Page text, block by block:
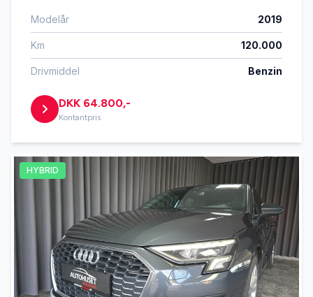
Modelår 2019
Km 120.000
Drivmiddel Benzin
DKK 64.800,-
Kontantpris
HYBRID